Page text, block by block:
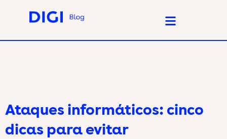
Ataques informáticos: cinco
dicas para evitar